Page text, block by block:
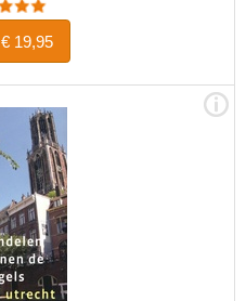
Bestel € 19,95